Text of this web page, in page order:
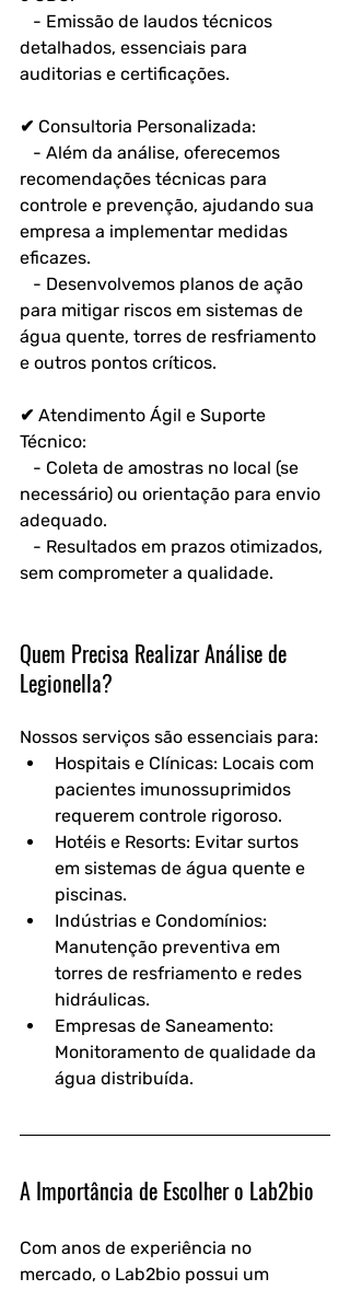
detalhados, essenciais para
auditorias e certificações.
✔ Consultoria Personalizada:
recomendações técnicas para
controle e prevenção, ajudando sua
empresa a implementar medidas
eficazes.
para mitigar riscos em sistemas de
água quente, torres de resfriamento
e outros pontos críticos.
✔ Atendimento Ágil e Suporte
Técnico:
necessário) ou orientação para envio
adequado.
sem comprometer a qualidade.
Quem Precisa Realizar Análise de
Legionella?
Nossos serviços são essenciais para:
Hospitais e Clínicas: Locais com
pacientes imunossuprimidos
requerem controle rigoroso.
Hotéis e Resorts: Evitar surtos
em sistemas de água quente e
piscinas.
Indústrias e Condomínios:
Manutenção preventiva em
torres de resfriamento e redes
hidráulicas.
Empresas de Saneamento:
Monitoramento de qualidade da
água distribuída.
A Importância de Escolher o Lab2bio
Com anos de experiência no
mercado, o Lab2bio possui um